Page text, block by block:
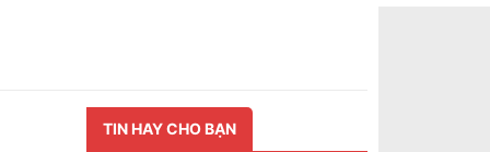
TIN HAY CHO BẠN